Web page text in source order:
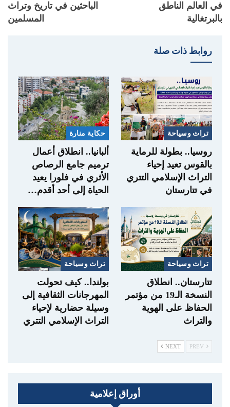
في العالم الناطق
بالبرتغالية
الباحثين في تاريخ وتراث
المسلمين
روابط ذات صلة
تراث وسياحة
روسيا.. بطولة للرماية
بالقوس تعيد إحياء
التراث الإسلامي التتري
في تتارستان
حكاية منارة
ألبانيا.. انطلاق أعمال
ترميم جامع الرصاص
الأثري في فلورا يعيد
الحياة إلى أحد أقدم…
تراث وسياحة
تتارستان.. انطلاق
النسخة الـ19 من مؤتمر
الحفاظ على الهوية
والتراث
تراث وسياحة
بولندا.. كيف تحولت
المهرجانات الثقافية إلى
وسيلة حضارية لإحياء
التراث الإسلامي التتري
NEXT
أوراق إعلامية